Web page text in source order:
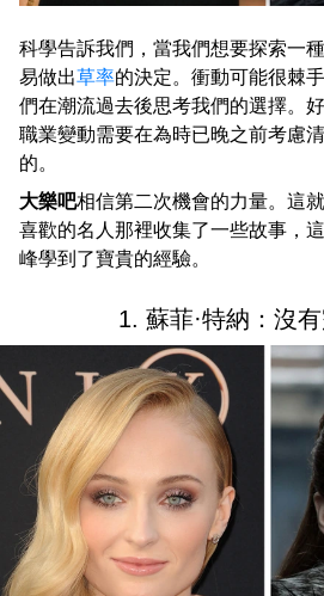
科學告訴我們，當我們想要探索一
易做出草率的決定。衝動可能很棘
們在潮流過去後思考我們的選擇。
職業變動需要在為時已晚之前考慮
的。
大樂吧相信第二次機會的力量。這
喜歡的名人那裡收集了一些故事，
峰學到了寶貴的經驗。
1. 蘇菲·特納：沒